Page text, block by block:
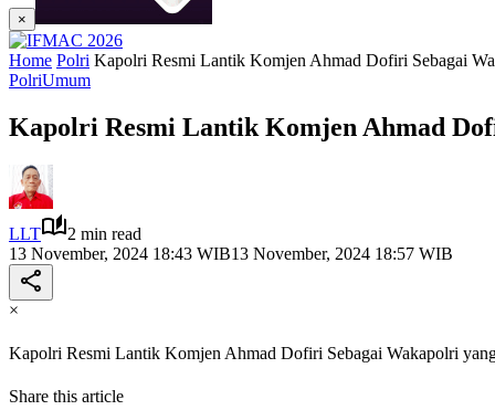
×
Home Polri Kapolri Resmi Lantik Komjen Ahmad Dofiri Sebagai
PolriUmum
Kapolri Resmi Lantik Komjen Ahmad
LLT
2 min read
13 November, 2024 18:43 WIB13 November, 2024 18:57 WIB
×
Kapolri Resmi Lantik Komjen Ahmad Dofiri Sebagai Wakapolri
Share this article